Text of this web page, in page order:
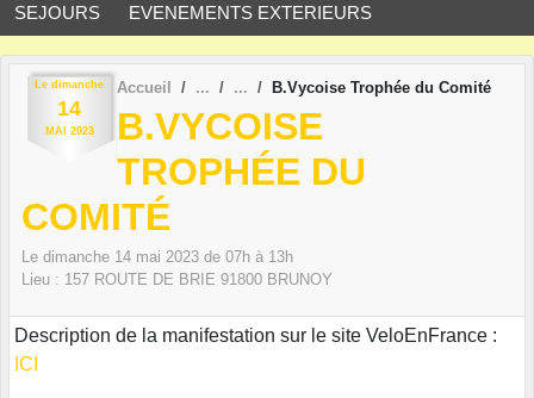
SEJOURS EVENEMENTS EXTERIEURS
Le dimanche
14
MAI 2023
Accueil B.Vycoise Trophée du Comité
B.VYCOISE
TROPHÉE DU
COMITÉ
Le dimanche 14 mai 2023 de 07h à 13h
Lieu : 157 ROUTE DE BRIE 91800 BRUNOY
Description de la manifestation sur le site VeloEnFrance :
ICI